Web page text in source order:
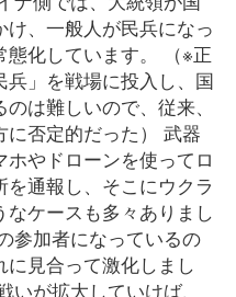
、一般人が民兵になっ
化しています。 （※正
」を戦場に投入し、国
は難しいので、従来、
否定的だった） 武器
やドローンを使ってロ
通報し、そこにウクラ
ケースも多々ありまし
参加者になっているの
見合って激化しまし
が拡大していけば、